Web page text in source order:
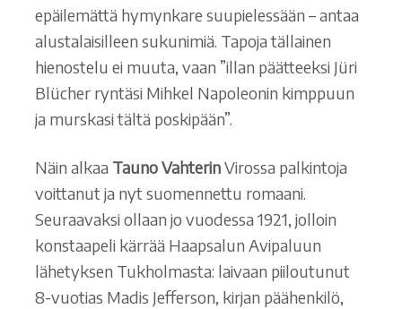
epäilemättä hymynkare suupielessään – antaa
alustalaisilleen sukunimiä. Tapoja tällainen
hienostelu ei muuta, vaan ”illan päätteeksi Jüri
Blücher ryntäsi Mihkel Napoleonin kimppuun
ja murskasi tältä poskipään”.
Näin alkaa Tauno VahterinVirossa palkintoja
voittanut ja nyt suomennettu romaani.
Seuraavaksi ollaan jo vuodessa 1921, jolloin
konstaapeli kärrää Haapsalun Avipaluun
lähetyksen Tukholmasta: laivaan piiloutunut
8-vuotias Madis Jefferson, kirjan päähenkilö,